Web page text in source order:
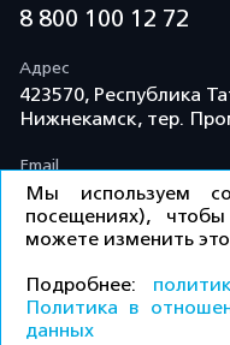
8 800 100 12 72
Адрес
423570, Республика
Нижнекамск, тер.
Email
info@td-kama.com
©ООО «Торговый дом
защищены.
Мы используем
посещениях),
можете изменить
Подробнее:
Политика в
данных